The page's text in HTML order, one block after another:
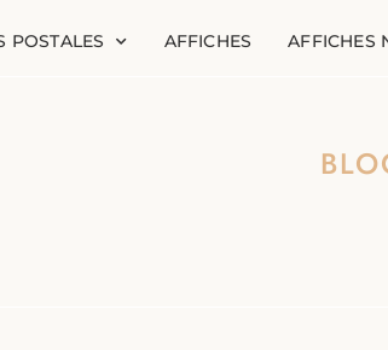
POSTALES AFFICHES AFFICHES